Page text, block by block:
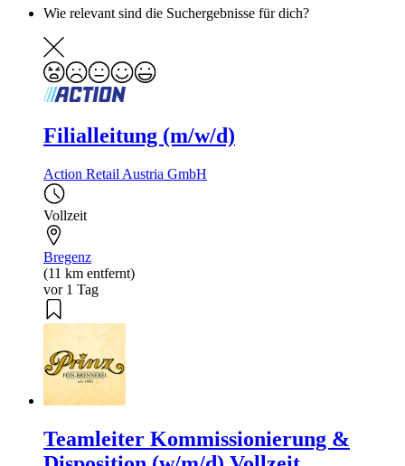
Wie relevant sind die Suchergebnisse für dich?
Filialleitung (m/w/d)
Action Retail Austria GmbH
Vollzeit
Bregenz
(11 km entfernt)
vor 1 Tag
Teamleiter Kommissionierung &